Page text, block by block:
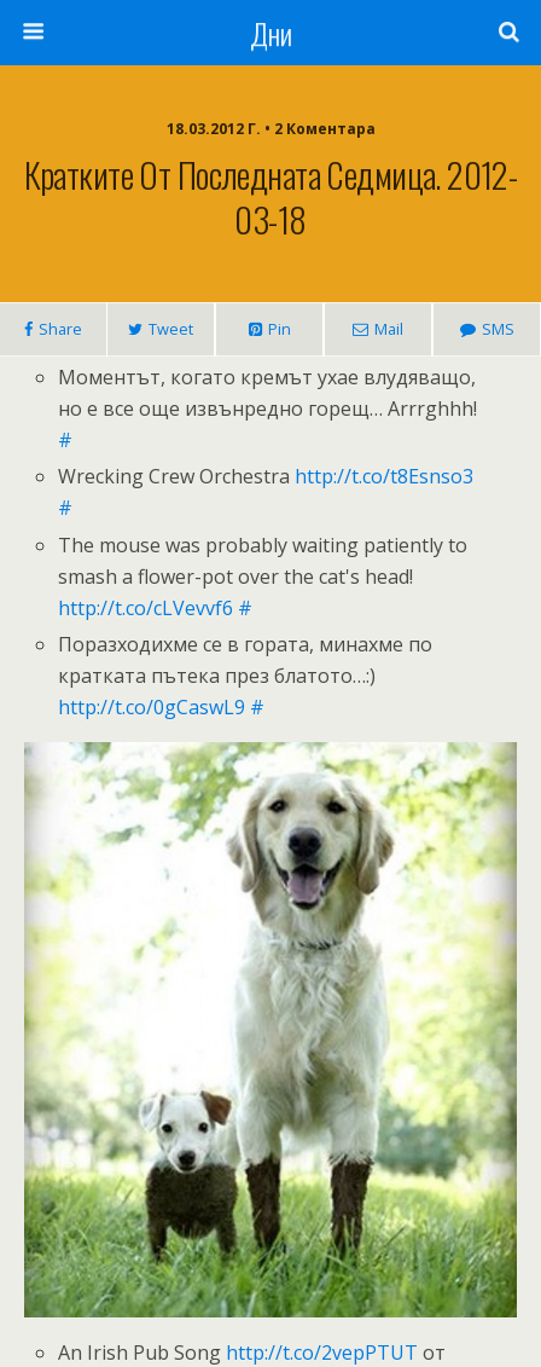
Дни
18.03.2012 Г. • 2 Коментара
Кратките От Последната Седмица. 2012-
03-18
Share Tweet Pin Mail SMS
Моментът, когато кремът ухае влудяващо,
но е все още извънредно горещ… Arrrghhh!
#
Wrecking Crew Orchestra http://t.co/t8Esnso3
#
The mouse was probably waiting patiently to
smash a flower-pot over the cat's head!
http://t.co/cLVevvf6 #
Поразходихме се в гората, минахме по
кратката пътека през блатото…:)
http://t.co/0gCaswL9 #
An Irish Pub Song http://t.co/2vepPTUT от